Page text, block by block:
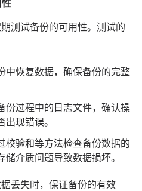
测试备份的可用性。测试的
中恢复数据，确保备份的完整
份过程中的日志文件，确认操
现错误。
校验和等方法检查备份数据的
介质问题导致数据损坏。
丢失时，保证备份的有效